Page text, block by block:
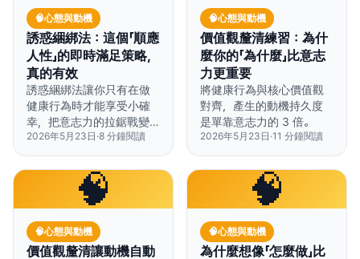
🧠心態與動機
誘惑綑綁法：這個「順應
人性」的即時滿足策略，
真的有效
誘惑綑綁法讓你只有在做
健康行為時才能享受小確
幸，把意志力的拉鋸戰變
成自動化的勝利。
2026年5月23日 ·8 分鐘閱讀
🧠心態與動機
價值觀釐清練習：為什
麼你的「為什麼」比意志
力更重要
將健康行為與核心價值觀
對齊，產生的動機持久度
是單靠意志力的 3 倍。
2026年5月23日 ·11 分鐘閱讀
🧠
🧠心態與動機
價值觀釐清讓動機自動
🧠
🧠心態與動機
為什麼想像「怎麼做」比